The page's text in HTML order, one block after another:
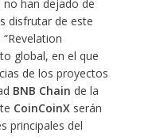
han dejado de
disfrutar de este
global, en el que
de los proyectos
BNB Chain de la
CoinCoinXserán
principales del